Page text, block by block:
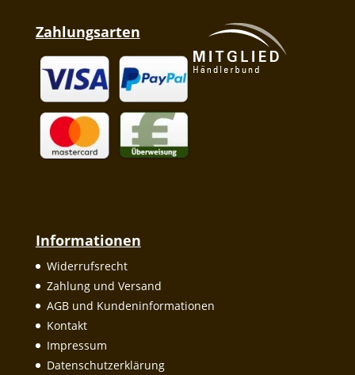
Zahlungsarten
Informationen
Widerrufsrecht
Zahlung und Versand
AGB und Kundeninformationen
Kontakt
Impressum
Datenschutzerklärung